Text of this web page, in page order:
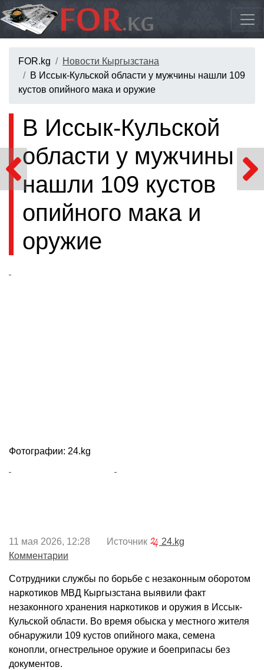
FOR.kg
Новости Кыргызстана
В Иссык-Кульской области у мужчины нашли 109
кустов опийного мака и оружие
В Иссык-Кульской
области у мужчины
нашли 109 кустов
опийного мака и
оружие
Фотографии: 24.kg
11 мая 2026, 12:28 Источник
24.kg
Комментарии
Сотрудники службы по борьбе с незаконным оборотом
наркотиков МВД Кыргызстана выявили факт
незаконного хранения наркотиков и оружия в Иссык-
Кульской области. Во время обыска у местного жителя
обнаружили 109 кустов опийного мака, семена
конопли, огнестрельное оружие и боеприпасы без
документов.